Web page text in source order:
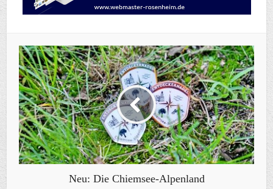
Neu: Die Chiemsee-Alpenland